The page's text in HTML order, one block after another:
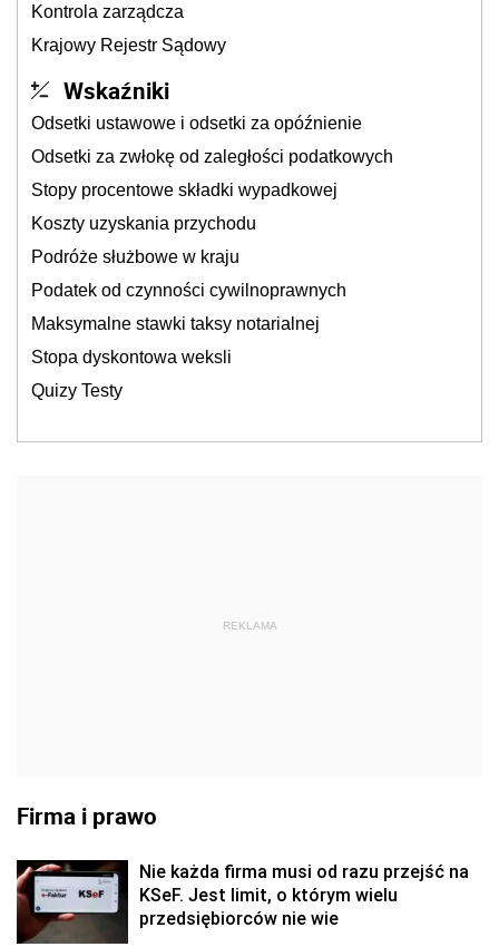
Kontrola zarządcza
Krajowy Rejestr Sądowy
Wskaźniki
Odsetki ustawowe i odsetki za opóźnienie
Odsetki za zwłokę od zaległości podatkowych
Stopy procentowe składki wypadkowej
Koszty uzyskania przychodu
Podróże służbowe w kraju
Podatek od czynności cywilnoprawnych
Maksymalne stawki taksy notarialnej
Stopa dyskontowa weksli
Quizy Testy
REKLAMA
Firma i prawo
Nie każda firma musi od razu przejść na
KSeF. Jest limit, o którym wielu
przedsiębiorców nie wie